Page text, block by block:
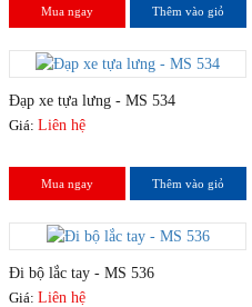
Mua ngay Thêm vào giỏ
Đạp xe tựa lưng - MS 534
Giá: Liên hệ
Mua ngay Thêm vào giỏ
Đi bộ lắc tay - MS 536
Giá: Liên hệ